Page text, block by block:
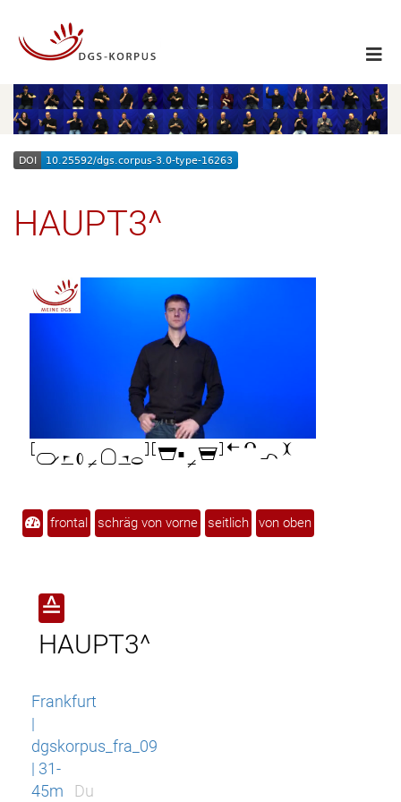
HAUPT3^

frontal schräg von vorne seitlich von oben
≙
HAUPT3^
Frankfurt
|
dgskorpus_fra_09
| 31-
45m
Du